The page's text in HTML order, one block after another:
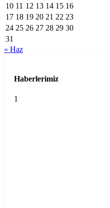
10 11 12 13 14 15 16
17 18 19 20 21 22 23
24 25 26 27 28 29 30
31
« Haz
Haberlerimiz
1